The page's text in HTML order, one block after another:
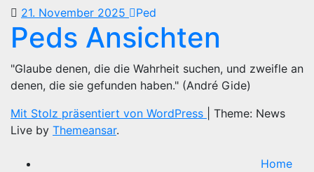
21. November 2025 Ped
Peds Ansichten
"Glaube denen, die die Wahrheit suchen, und zweifle an
denen, die sie gefunden haben." (André Gide)
Mit Stolz präsentiert von WordPress
Theme: News
Live by Themeansar.
Home